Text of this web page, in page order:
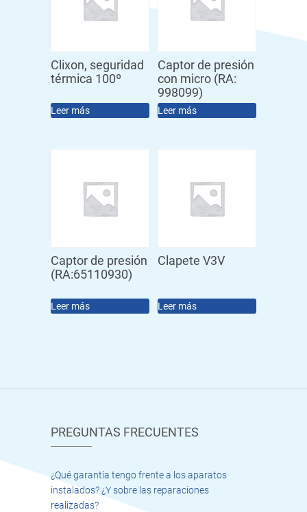
Clixon, seguridad
térmica 100º
Leer más
Captor de presión
con micro (RA:
998099)
Leer más
Captor de presión
(RA:65110930)
Leer más
Clapete V3V
Leer más
PREGUNTAS FRECUENTES
¿Qué garantía tengo frente a los aparatos
instalados? ¿Y sobre las reparaciones
realizadas?